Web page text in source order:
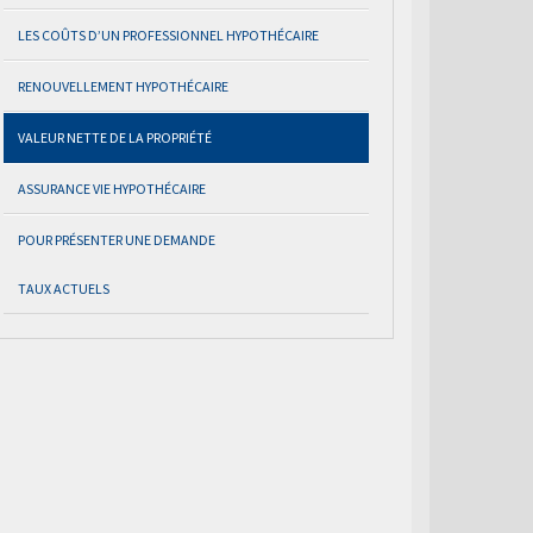
LES COÛTS D’UN PROFESSIONNEL HYPOTHÉCAIRE
RENOUVELLEMENT HYPOTHÉCAIRE
VALEUR NETTE DE LA PROPRIÉTÉ
ASSURANCE VIE HYPOTHÉCAIRE
POUR PRÉSENTER UNE DEMANDE
TAUX ACTUELS